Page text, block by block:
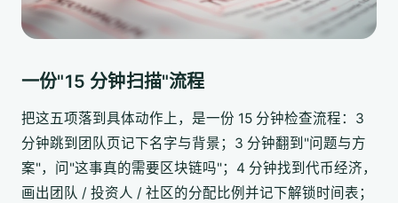
一份"15 分钟扫描"流程
把这五项落到具体动作上，是一份 15 分钟检查流程：3
分钟跳到团队页记下名字与背景；3 分钟翻到"问题与方
案"，问"这事真的需要区块链吗"；4 分钟找到代币经济，
画出团队 / 投资人 / 社区的分配比例并记下解锁时间表；